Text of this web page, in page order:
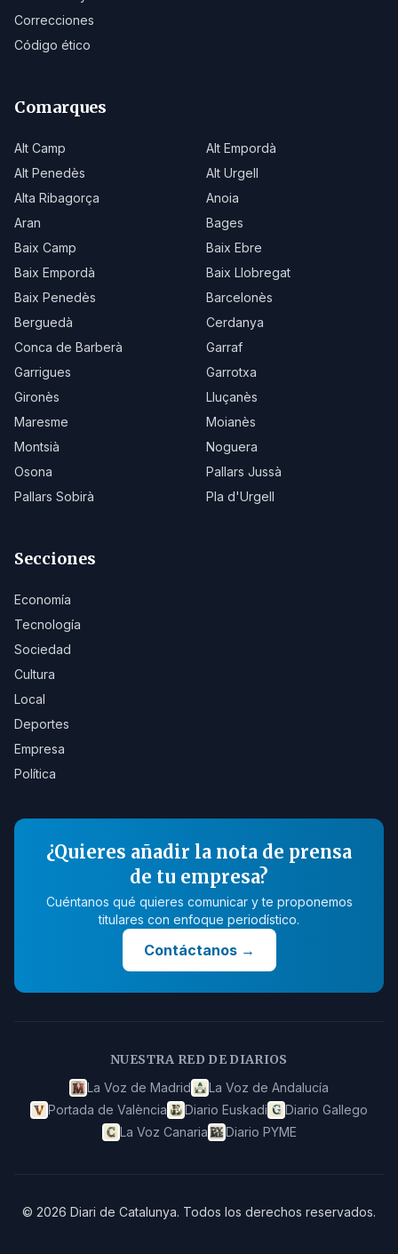
Correcciones
Código ético
Comarques
Alt Camp
Alt Empordà
Alt Penedès
Alt Urgell
Alta Ribagorça
Anoia
Aran
Bages
Baix Camp
Baix Ebre
Baix Empordà
Baix Llobregat
Baix Penedès
Barcelonès
Berguedà
Cerdanya
Conca de Barberà
Garraf
Garrigues
Garrotxa
Gironès
Lluçanès
Maresme
Moianès
Montsià
Noguera
Osona
Pallars Jussà
Pallars Sobirà
Pla d'Urgell
Secciones
Economía
Tecnología
Sociedad
Cultura
Local
Deportes
Empresa
Política
¿Quieres añadir la nota de prensa
de tu empresa?
Cuéntanos qué quieres comunicar y te proponemos
titulares con enfoque periodístico.
Contáctanos→
NUESTRA RED DE DIARIOS
La Voz de Madrid
La Voz de Andalucía
Portada de València
Diario Euskadi
Diario Gallego
La Voz Canaria
Diario PYME
© 2026 Diari de Catalunya. Todos los derechos reservados.